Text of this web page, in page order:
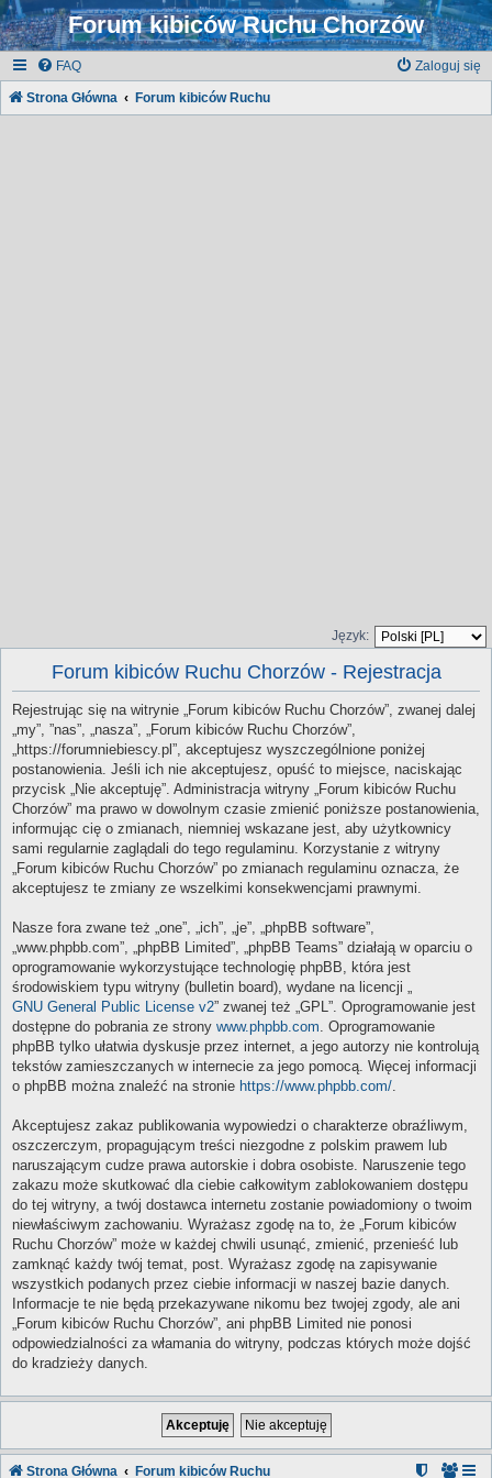
Forum kibiców Ruchu Chorzów
FAQ Zaloguj się
Strona Główna Forum kibiców Ruchu
Język:
Forum kibiców Ruchu Chorzów - Rejestracja
Rejestrując się na witrynie „Forum kibiców Ruchu Chorzów”, zwanej dalej
„my”, ”nas”, „nasza”, „Forum kibiców Ruchu Chorzów”,
„https://forumniebiescy.pl”, akceptujesz wyszczególnione poniżej
postanowienia. Jeśli ich nie akceptujesz, opuść to miejsce, naciskając
przycisk „Nie akceptuję”. Administracja witryny „Forum kibiców Ruchu
Chorzów” ma prawo w dowolnym czasie zmienić poniższe postanowienia,
informując cię o zmianach, niemniej wskazane jest, aby użytkownicy
sami regularnie zaglądali do tego regulaminu. Korzystanie z witryny
„Forum kibiców Ruchu Chorzów” po zmianach regulaminu oznacza, że
akceptujesz te zmiany ze wszelkimi konsekwencjami prawnymi.
Nasze fora zwane też „one”, „ich”, „je”, „phpBB software”,
„www.phpbb.com”, „phpBB Limited”, „phpBB Teams” działają w oparciu o
oprogramowanie wykorzystujące technologię phpBB, która jest
środowiskiem typu witryny (bulletin board), wydane na licencji „
GNU General Public License v2” zwanej też „GPL”. Oprogramowanie jest
dostępne do pobrania ze strony www.phpbb.com. Oprogramowanie
phpBB tylko ułatwia dyskusje przez internet, a jego autorzy nie kontrolują
tekstów zamieszczanych w internecie za jego pomocą. Więcej informacji
o phpBB można znaleźć na stronie https://www.phpbb.com/.
Akceptujesz zakaz publikowania wypowiedzi o charakterze obraźliwym,
oszczerczym, propagującym treści niezgodne z polskim prawem lub
naruszającym cudze prawa autorskie i dobra osobiste. Naruszenie tego
zakazu może skutkować dla ciebie całkowitym zablokowaniem dostępu
do tej witryny, a twój dostawca internetu zostanie powiadomiony o twoim
niewłaściwym zachowaniu. Wyrażasz zgodę na to, że „Forum kibiców
Ruchu Chorzów” może w każdej chwili usunąć, zmienić, przenieść lub
zamknąć każdy twój temat, post. Wyrażasz zgodę na zapisywanie
wszystkich podanych przez ciebie informacji w naszej bazie danych.
Informacje te nie będą przekazywane nikomu bez twojej zgody, ale ani
„Forum kibiców Ruchu Chorzów”, ani phpBB Limited nie ponosi
odpowiedzialności za włamania do witryny, podczas których może dojść
do kradzieży danych.
Strona Główna Forum kibiców Ruchu